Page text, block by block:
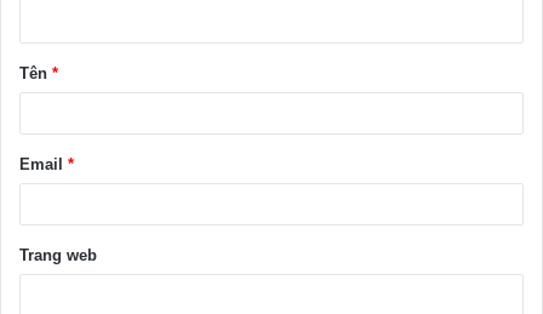
ậ
n
Tên *
Email *
Trang web